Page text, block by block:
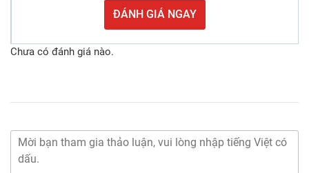
ĐÁNH GIÁ NGAY
Chưa có đánh giá nào.